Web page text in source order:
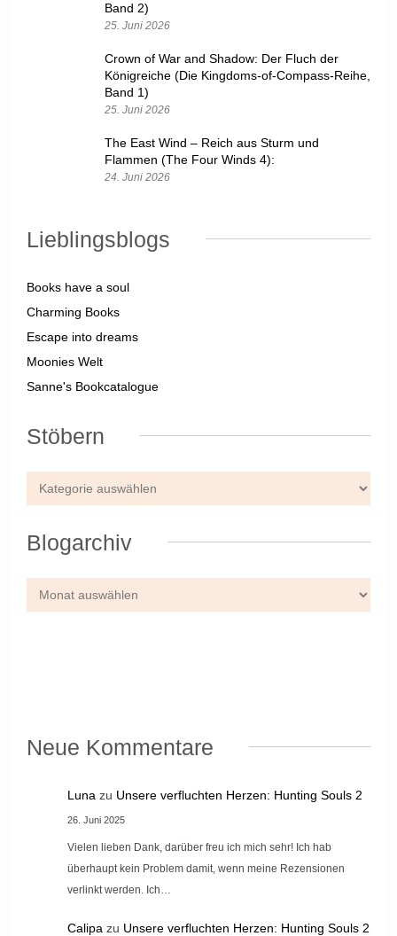
Band 2)
25. Juni 2026
Crown of War and Shadow: Der Fluch der
Königreiche (Die Kingdoms-of-Compass-Reihe,
Band 1)
25. Juni 2026
The East Wind – Reich aus Sturm und
Flammen (The Four Winds 4):
24. Juni 2026
Lieblingsblogs
Books have a soul
Charming Books
Escape into dreams
Moonies Welt
Sanne's Bookcatalogue
Stöbern
Blogarchiv
Neue Kommentare
Luna zu Unsere verfluchten Herzen: Hunting Souls 2
26. Juni 2025
Vielen lieben Dank, darüber freu ich mich sehr! Ich hab
überhaupt kein Problem damit, wenn meine Rezensionen
verlinkt werden. Ich…
Calipa zu Unsere verfluchten Herzen: Hunting Souls 2